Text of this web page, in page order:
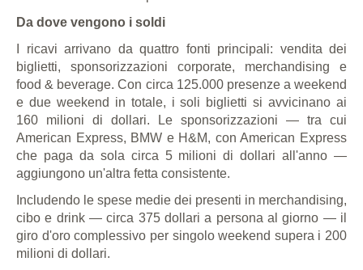
Da dove vengono i soldi
I ricavi arrivano da quattro fonti principali: vendita dei
biglietti, sponsorizzazioni corporate, merchandising e
food & beverage. Con circa 125.000 presenze a weekend
e due weekend in totale, i soli biglietti si avvicinano ai
160 milioni di dollari. Le sponsorizzazioni — tra cui
American Express, BMW e H&M, con American Express
che paga da sola circa 5 milioni di dollari all'anno —
aggiungono un'altra fetta consistente.
Includendo le spese medie dei presenti in merchandising,
cibo e drink — circa 375 dollari a persona al giorno — il
giro d'oro complessivo per singolo weekend supera i 200
milioni di dollari.